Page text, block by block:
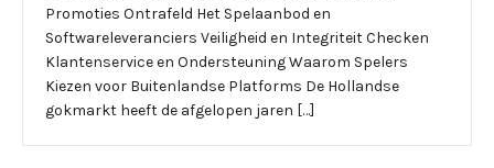
Promoties Ontrafeld Het Spelaanbod en
Softwareleveranciers Veiligheid en Integriteit Checken
Klantenservice en Ondersteuning Waarom Spelers
Kiezen voor Buitenlandse Platforms De Hollandse
gokmarkt heeft de afgelopen jaren […]